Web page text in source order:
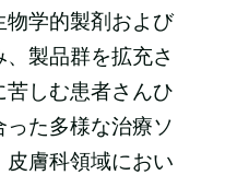
物学的製剤および
製品群を拡充さ
しむ患者さんひ
た多様な治療ソ
皮膚科領域におい